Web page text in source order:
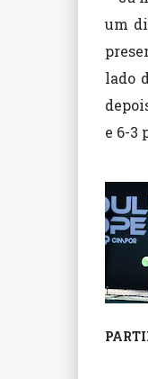
um
lado
e 6-3